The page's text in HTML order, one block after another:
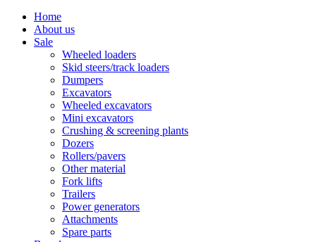
Home
About us
Sale
Wheeled loaders
Skid steers/track loaders
Dumpers
Excavators
Wheeled excavators
Mini excavators
Crushing & screening plants
Dozers
Rollers/pavers
Other material
Fork lifts
Trailers
Power generators
Attachments
Spare parts